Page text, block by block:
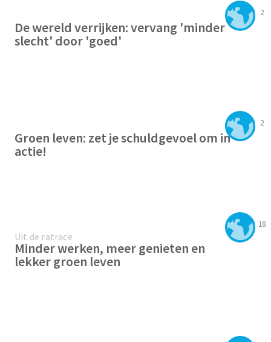
2
De wereld verrijken: vervang 'minder
slecht' door 'goed'
2
Groen leven: zet je schuldgevoel om in
actie!
18
Uit de ratrace
Minder werken, meer genieten en
lekker groen leven